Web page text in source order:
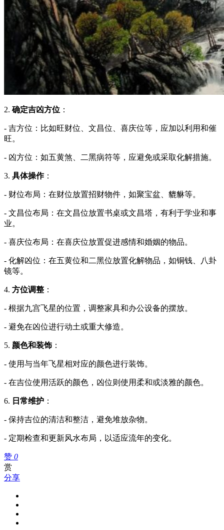
2. 确定吉凶方位 ：
- 吉方位 ：比如旺财位、文昌位、喜庆位等，应加以利用和催
旺。
- 凶方位 ：如五黄煞、二黑病符等，应避免或采取化解措施。
3. 具体操作：
- 财位布局 ：在财位放置招财物件，如聚宝盆、貔貅等。
- 文昌位布局 ：在文昌位放置书桌或文昌塔，有利于学业和事
业。
- 喜庆位布局 ：在喜庆位放置促进感情和婚姻的物品。
- 化解凶位 ：在五黄位和二黑位放置化解物品，如铜钱、八卦
镜等。
4. 方位调整 ：
- 根据九宫飞星的位置，调整家具和办公设备的摆放。
- 避免在凶位进行动土或重大修造。
5. 颜色和装饰 ：
- 使用与当年飞星相对应的颜色进行装饰。
- 在吉位使用活跃的颜色，凶位则使用柔和或淡雅的颜色。
6. 日常维护 ：
- 保持吉位的清洁和整洁，避免堆放杂物。
- 定期检查和更新风水布局，以适应流年的变化。
赞 0
赏
分享